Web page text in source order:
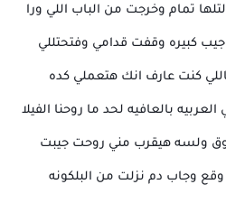
تمام وخرجت من الباب اللي ورا
كبيره وقفت قدامي وفتحتللي
كنت عارف انك هتعملي كده
بالعافيه لحد ما روحنا الفيلا
ولسه هيقرب مني روحت جيبت
وجاب دم نزلت من البلكونه